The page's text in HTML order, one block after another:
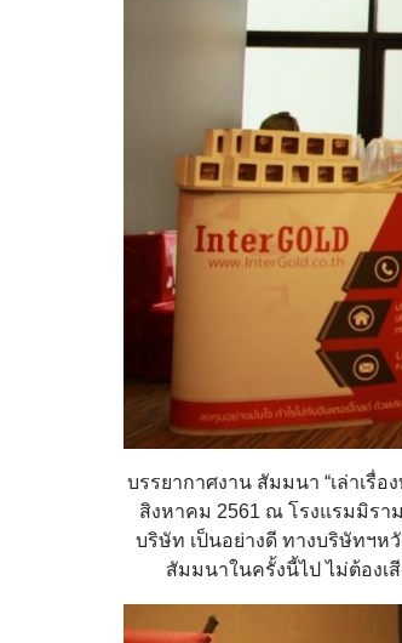
บรรยากาศงาน สัมมนา “เล่าเรื่
สิงหาคม 2561 ณ โรงแรมมิร
บริษัท เป็นอย่างดี ทางบริษัทฯห
สัมมนาในครั้งนี้ไป ไม่ต้อง